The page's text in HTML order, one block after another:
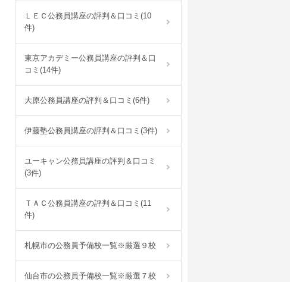
ＬＥＣ公務員講座の評判＆口コミ(10
件)
東京アカデミー公務員講座の評判＆口
コミ(14件)
大原公務員講座の評判＆口コミ(6件)
伊藤塾公務員講座の評判＆口コミ(3件)
ユーキャン公務員講座の評判＆口コミ
(3件)
ＴＡＣ公務員講座の評判＆口コミ(11
件)
札幌市の公務員予備校一覧※厳選９校
仙台市の公務員予備校一覧※厳選７校